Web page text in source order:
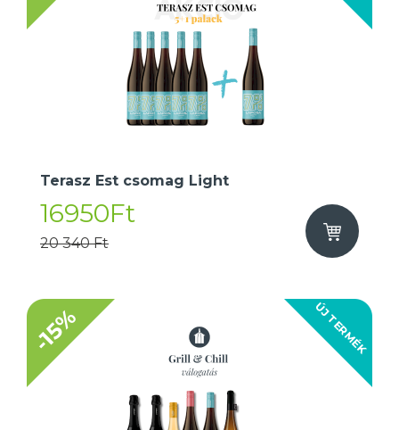
Terasz Est csomag Light
16950Ft
20 340 Ft
ÚJ TERMÉK
-15%